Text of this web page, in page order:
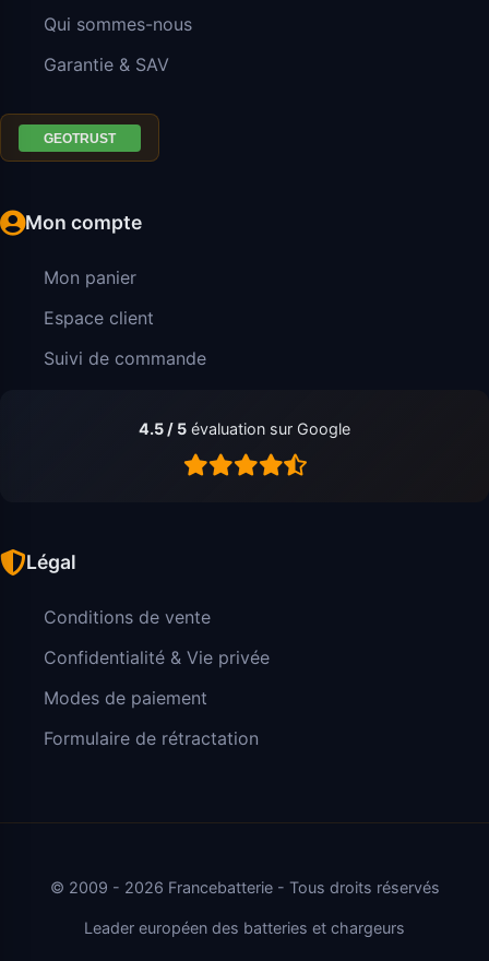
Qui sommes-nous
Garantie & SAV
Mon compte
Mon panier
Espace client
Suivi de commande
4.5 / 5 évaluation sur Google
Légal
Conditions de vente
Confidentialité & Vie privée
Modes de paiement
Formulaire de rétractation
© 2009 - 2026 Francebatterie - Tous droits réservés
Leader européen des batteries et chargeurs